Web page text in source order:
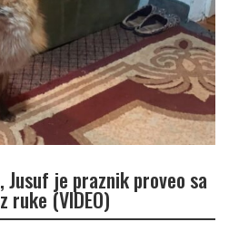
je praznik proveo sa
ruke (VIDEO)